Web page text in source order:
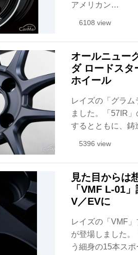
アメリカン…
6108 view
オールニュー
ダ ロードスタ
ホイール
レイズの「グラ
ました。「57IR
するとともに、
5396 view
見た目からは
「VMF L-01
V／EVに
レイズの「VMF
が登場しました。
う細身の15本ス